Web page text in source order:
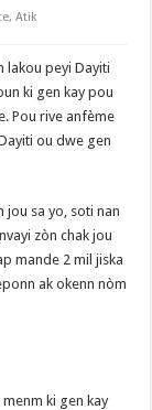
,Atik
lakou peyi Dayiti
ki gen kay pou
Pou rive anfème
ou dwe gen
jou sa yo, soti nan
zòn chak jou
mande 2 mil jiska
ak okenn nòm
ki gen kay